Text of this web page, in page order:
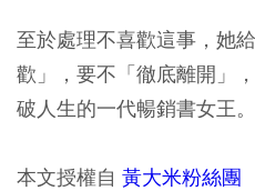
至於處理不喜歡這事，她
歡」，要不「徹底離開」
破人生的一代暢銷書女王。
本文授權自 黃大米粉絲團